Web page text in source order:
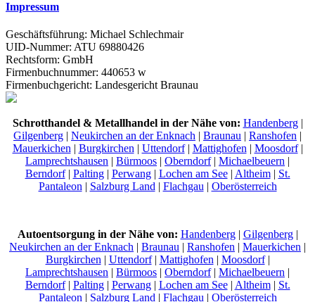
Impressum
Geschäftsführung: Michael Schlechmair
UID-Nummer: ATU 69880426
Rechtsform: GmbH
Firmenbuchnummer: 440653 w
Firmenbuchgericht: Landesgericht Braunau
Schrotthandel & Metallhandel in der Nähe von: Handenberg|
Gilgenberg | Neukirchen an der Enknach | Braunau | Ranshofen |
Mauerkichen| Burgkirchen| Uttendorf| Mattighofen| Moosdorf|
Lamprechtshausen | Bürmoos | Oberndorf| Michaelbeuern |
Berndorf| Palting| Perwang| Lochen am See| Altheim| St.
Pantaleon| Salzburg Land| Flachgau| Oberösterreich
Autoentsorgung in der Nähe von: Handenberg| Gilgenberg|
Neukirchen an der Enknach | Braunau | Ranshofen | Mauerkichen |
Burgkirchen| Uttendorf| Mattighofen| Moosdorf|
Lamprechtshausen | Bürmoos | Oberndorf| Michaelbeuern |
Berndorf| Palting| Perwang| Lochen am See| Altheim| St.
Pantaleon| Salzburg Land| Flachgau| Oberösterreich